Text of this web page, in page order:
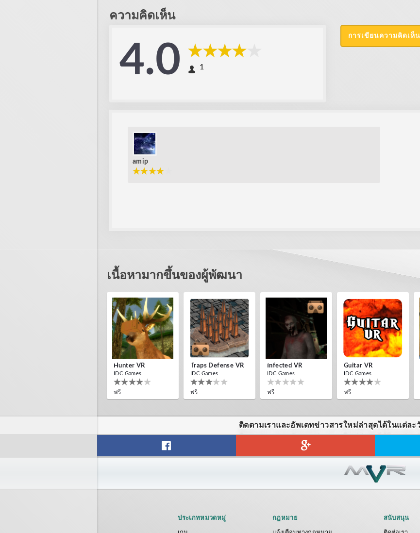
ความคิดเห็น
4.0 1
การเขียนความคิดเห็น
amip
เนื้อหามากขึ้นของผู้พัฒนา
Hunter VR
IDC Games
ฟรี
Traps Defense VR
IDC Games
ฟรี
Infected VR
IDC Games
ฟรี
Guitar VR
IDC Games
ฟรี
ติดตามเราและอัพเดทข่าวสารใหม่ล่าสุดได้ในแต่ละ
ประเภทหมวดหมู่ กฎหมาย สนับสนุน